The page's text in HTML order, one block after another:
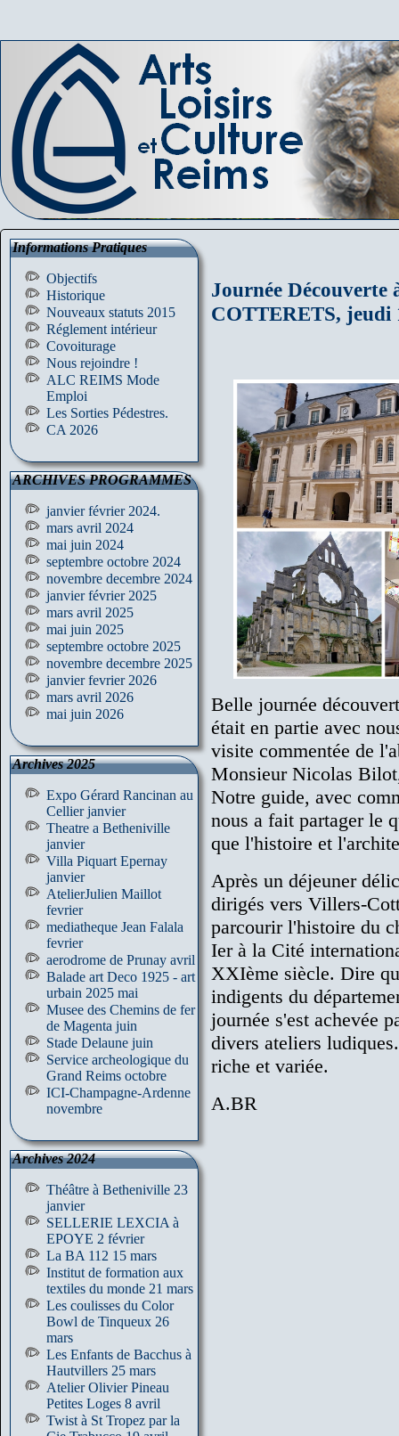
Informations Pratiques
Objectifs
Historique
Nouveaux statuts 2015
Réglement intérieur
Covoiturage
Nous rejoindre !
ALC REIMS Mode
Emploi
Les Sorties Pédestres.
CA 2026
ARCHIVES PROGRAMMES
janvier février 2024.
mars avril 2024
mai juin 2024
septembre octobre 2024
novembre decembre 2024
janvier février 2025
mars avril 2025
mai juin 2025
septembre octobre 2025
novembre decembre 2025
janvier fevrier 2026
mars avril 2026
mai juin 2026
Archives 2025
Expo Gérard Rancinan au
Cellier janvier
Theatre a Betheniville
janvier
Villa Piquart Epernay
janvier
AtelierJulien Maillot
fevrier
mediatheque Jean Falala
fevrier
aerodrome de Prunay avril
Balade art Deco 1925 - art
urbain 2025 mai
Musee des Chemins de fer
de Magenta juin
Stade Delaune juin
Service archeologique du
Grand Reims octobre
ICI-Champagne-Ardenne
novembre
Archives 2024
Théâtre à Betheniville 23
janvier
SELLERIE LEXCIA à
EPOYE 2 février
La BA 112 15 mars
Institut de formation aux
textiles du monde 21 mars
Les coulisses du Color
Bowl de Tinqueux 26
mars
Les Enfants de Bacchus à
Hautvillers 25 mars
Atelier Olivier Pineau
Petites Loges 8 avril
Twist à St Tropez par la
Journée
COTTERETS, jeudi
Belle journée
était en partie avec
visite commentée de
Monsieur Nicolas
Notre guide, avec
nous a fait partager le
que l'histoire et
Après un déjeuner
dirigés vers Villers-
parcourir l'histoire du
Ier à la Cité
XXIème siècle. Dire
indigents du
journée s'est achevée
divers ateliers
riche et variée.
A.BR